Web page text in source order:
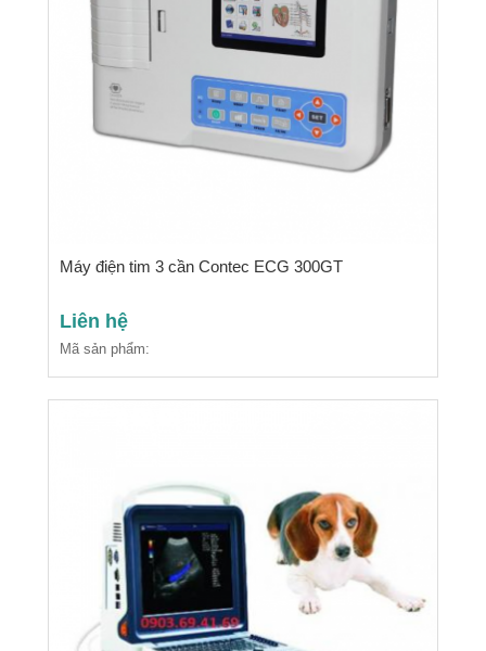
Máy điện tim 3 cần Contec ECG 300GT
Liên hệ
Mã sản phẩm: